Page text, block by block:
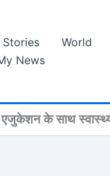
Stories World
News
के साथ स्वास्थ्य